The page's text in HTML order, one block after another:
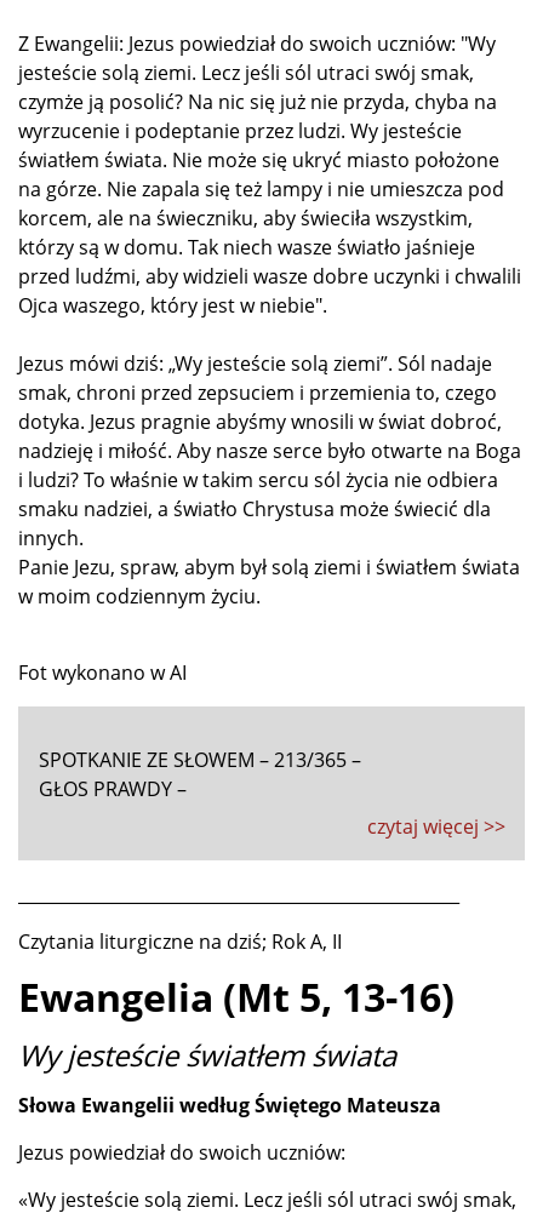
Z Ewangelii: Jezus powiedział do swoich uczniów: "Wy
jesteście solą ziemi. Lecz jeśli sól utraci swój smak,
czymże ją posolić? Na nic się już nie przyda, chyba na
wyrzucenie i podeptanie przez ludzi. Wy jesteście
światłem świata. Nie może się ukryć miasto położone
na górze. Nie zapala się też lampy i nie umieszcza pod
korcem, ale na świeczniku, aby świeciła wszystkim,
którzy są w domu. Tak niech wasze światło jaśnieje
przed ludźmi, aby widzieli wasze dobre uczynki i chwalili
Ojca waszego, który jest w niebie".
Jezus mówi dziś: „Wy jesteście solą ziemi”. Sól nadaje
smak, chroni przed zepsuciem i przemienia to, czego
dotyka. Jezus pragnie abyśmy wnosili w świat dobroć,
nadzieję i miłość. Aby nasze serce było otwarte na Boga
i ludzi? To właśnie w takim sercu sól życia nie odbiera
smaku nadziei, a światło Chrystusa może świecić dla
innych.
Panie Jezu, spraw, abym był solą ziemi i światłem świata
w moim codziennym życiu.
Fot wykonano w AI
SPOTKANIE ZE SŁOWEM – 213/365 –
GŁOS PRAWDY –
czytaj więcej >>
Czytania liturgiczne na dziś; Rok A, II
Ewangelia (Mt 5, 13-16)
Wy jesteście światłem świata
Słowa Ewangelii według Świętego Mateusza
Jezus powiedział do swoich uczniów:
«Wy jesteście solą ziemi. Lecz jeśli sól utraci swój smak,